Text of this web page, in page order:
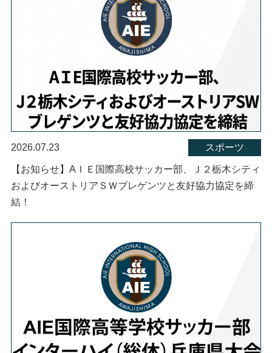
2026.07.23 スポーツ
【お知らせ】AＩＥ国際高校サッカー部、Ｊ２栃木シティ
およびオーストリアＳＷブレゲンツと友好協力協定を締
結！